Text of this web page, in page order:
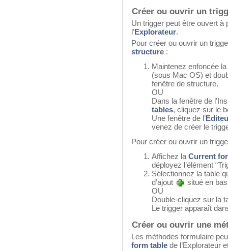
Créer ou ouvrir un
Un trigger peut être ouvert à
l’Explorateur.
Pour créer ou ouvrir un
structure :
Maintenez enfoncée
(sous Mac OS) et
fenêtre de structure.
OU
Dans la fenêtre de
tables, cliquez sur le
Une fenêtre de l’
venez de créer le
Pour créer ou ouvrir un
Affichez laCurrent
déployez l’élément
Sélectionnez la table
d’ajout
situé en
OU
Double-cliquez sur la
Le trigger apparaît
Créer ou ouvrir une
Les méthodes formulaire
form table de l’Explorateur